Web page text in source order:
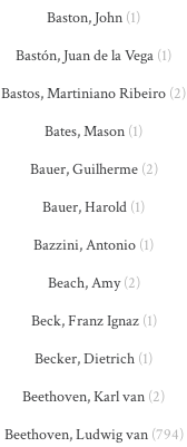
Baston, John (1)
Bastón, Juan de la Vega (1)
Bastos, Martiniano Ribeiro (2)
Bates, Mason (1)
Bauer, Guilherme(2)
Bauer, Harold (1)
Bazzini, Antonio (1)
Beach, Amy(2)
Beck, Franz Ignaz(1)
Becker, Dietrich (1)
Beethoven, Karl van (2)
Beethoven, Ludwig van(794)